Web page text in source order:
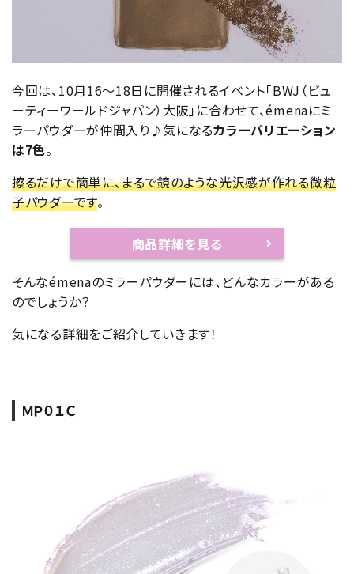
今回は、10月16〜18日に開催されるイベント「BWJ（ビュ
ーティーワールドジャパン）大阪」に合わせて、émenaにミ
ラーパウダーが仲間入り♪気になるカラーバリエーション
は7色。
擦るだけで簡単に、まるで鏡のような光沢感が作れる微粒
子パウダーです。
商品詳細を見る
そんなémenaのミラーパウダーには、どんなカラーがある
のでしょうか？
気になる詳細をご紹介していきます！
ＭＰ０１Ｃ